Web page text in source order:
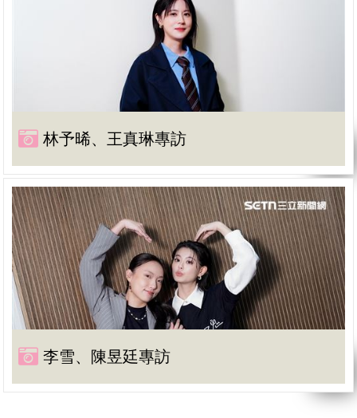
林予晞、王真琳專訪
李雪、陳昱廷專訪